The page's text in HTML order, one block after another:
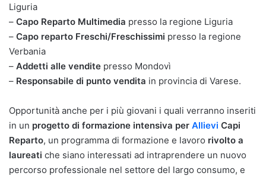
Liguria
– Capo Reparto Multimedia presso la regione Liguria
– Capo reparto Freschi/Freschissimi presso la regione
Verbania
– Addetti alle vendite presso Mondovì
– Responsabile di punto vendita in provincia di Varese.
Opportunità anche per i più giovani i quali verranno inseriti
in un progetto di formazione intensiva per Allievi Capi
Reparto, un programma di formazione e lavoro rivolto a
laureati che siano interessati ad intraprendere un nuovo
percorso professionale nel settore del largo consumo, e